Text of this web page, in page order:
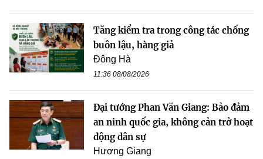
Tăng kiểm tra trong công tác chống
buôn lậu, hàng giả
Đông Hà
11:36 08/08/2026
Đại tướng Phan Văn Giang: Bảo đảm
an ninh quốc gia, không cản trở hoạt
động dân sự
Hương Giang